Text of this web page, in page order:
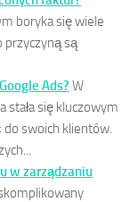
boryka się wiele
przyczyną są
Ads? W
się kluczowym
swoich klientów.
w zarządzaniu